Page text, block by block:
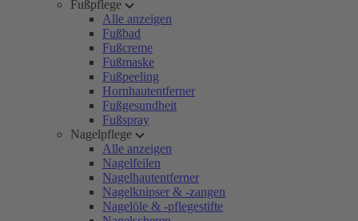
Fußpflege
Alle anzeigen
Fußbad
Fußcreme
Fußmaske
Fußpeeling
Hornhautentferner
Fußgesundheit
Fußspray
Nagelpflege
Alle anzeigen
Nagelfeilen
Nagelhautentferner
Nagelknipser & -zangen
Nagelöle & -pflegestifte